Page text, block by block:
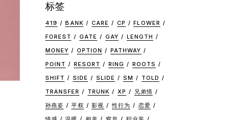
标签
419 BANK CARE CP
FLOWER
FOREST
GATE GAY
LENGTH
MONEY
OPTION
PATHWAY
POINT
RESORT RING
ROOTS
SHIFT
SIDE SLIDE SM
TOLD
TRANSFER
TRUNK XP
兄弟情
孙燕姿
平权 影视 性行为
恋爱